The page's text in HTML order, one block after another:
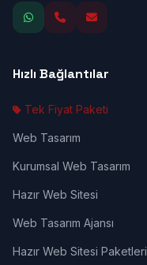
Hızlı Bağlantılar
Tek Fiyat Paketi
Web Tasarım
Kurumsal Web Tasarım
Hazır Web Sitesi
Web Tasarım Ajansı
Hazır Web Sitesi Paketleri